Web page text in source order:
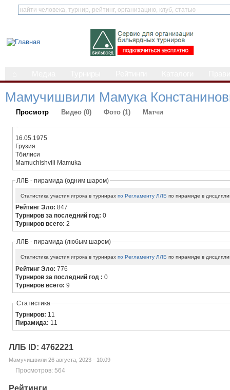
Мамучишвили Мамука
Просмотр Видео (0) Фото (1) Матчи
-
16.05.1975
Грузия
Тбилиси
Mamuchishvili Mamuka
ЛЛБ - пирамида (одним шаром)
Статистика участия игрока в турнирахпо Регламенту ЛЛБ по пирамиде в
Рейтинг Эло:847
Турниров за последний год:0
Турниров всего:2
ЛЛБ - пирамида (любым шаром)
Статистика участия игрока в турнирахпо Регламенту ЛЛБ по пирамиде в
Рейтинг Эло:776
Турниров за последний год :0
Турниров всего:9
Статистика
Турниров: 11
Пирамида: 11
ЛЛБ ID: 4762221
Мамучишвили 26 августа, 2023 - 10:09
Просмотров: 564
Рейтинги